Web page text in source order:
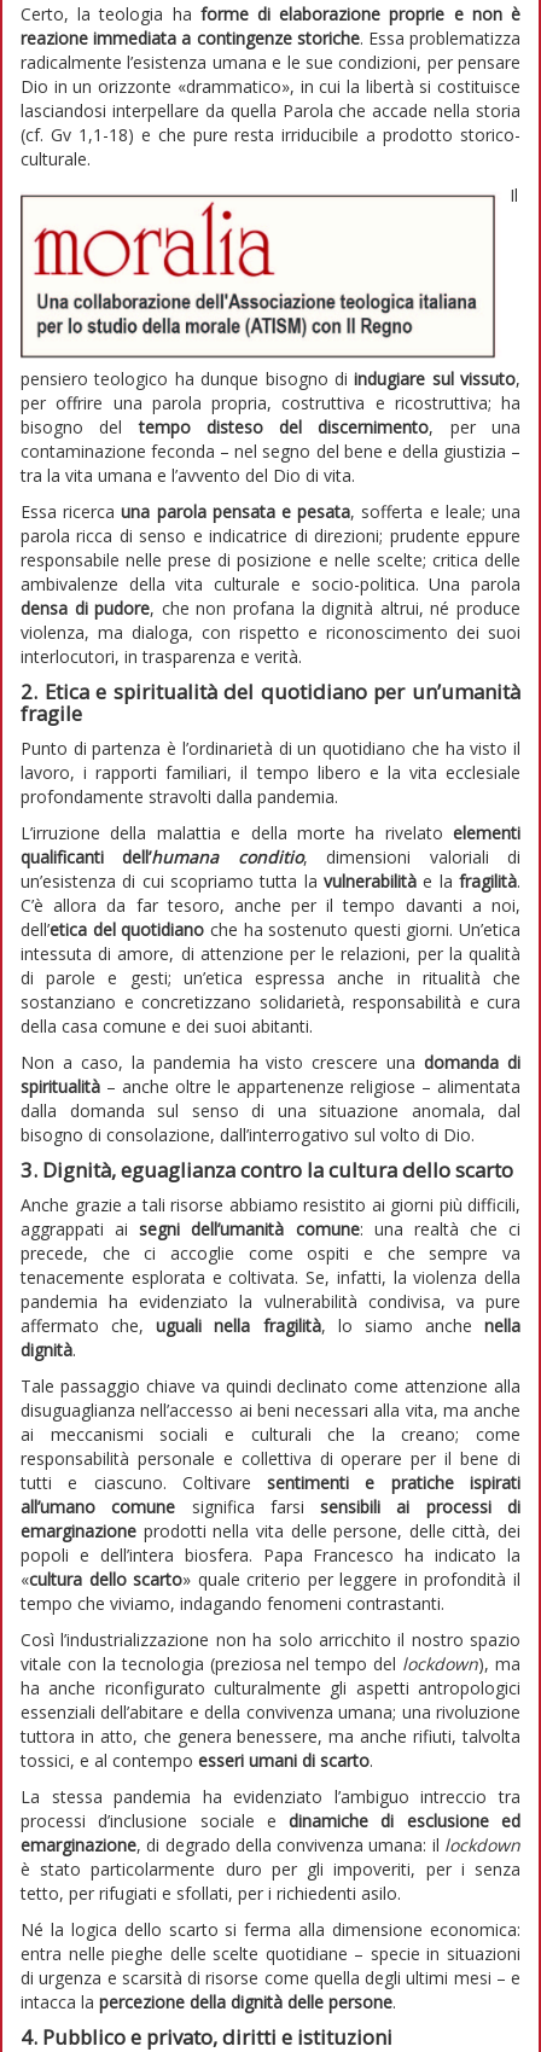
Certo, la teologia ha forme di elaborazione proprie e non è
reazione immediata a contingenze storiche. Essa problematizza
radicalmente l’esistenza umana e le sue condizioni, per pensare
Dio in un orizzonte «drammatico», in cui la libertà si costituisce
lasciandosi interpellare da quella Parola che accade nella storia
(cf. Gv 1,1-18) e che pure resta irriducibile a prodotto storico-
culturale.
Il
pensiero teologico ha dunque bisogno diindugiare sul vissuto,
per offrire una parola propria, costruttiva e ricostruttiva; ha
bisogno deltempo disteso del discernimento, per una
contaminazione feconda – nel segno del bene e della giustizia –
tra la vita umana e l’avvento del Dio di vita.
Essa ricercauna parola pensata e pesata, sofferta e leale; una
parola ricca di senso e indicatrice di direzioni; prudente eppure
responsabile nelle prese di posizione e nelle scelte; critica delle
ambivalenze della vita culturale e socio-politica. Una parola
densa di pudore, che non profana la dignità altrui, né produce
violenza, ma dialoga, con rispetto e riconoscimento dei suoi
interlocutori, in trasparenza e verità.
2. Etica e spiritualità del quotidiano per un’umanità
fragile
Punto di partenza è l’ordinarietà di un quotidiano che ha visto il
lavoro, i rapporti familiari, il tempo libero e la vita ecclesiale
profondamente stravolti dalla pandemia.
L’irruzione della malattia e della morte ha rivelato elementi
qualificanti dell’humana conditio, dimensioni valoriali di
un’esistenza di cui scopriamo tutta la vulnerabilitàe la fragilità.
C’è allora da far tesoro, anche per il tempo davanti a noi,
dell’etica del quotidiano che ha sostenuto questi giorni. Un’etica
intessuta di amore, di attenzione per le relazioni, per la qualità
di parole e gesti; un’etica espressa anche in ritualità che
sostanziano e concretizzano solidarietà, responsabilità e cura
della casa comune e dei suoi abitanti.
Non a caso, la pandemia ha visto crescere unadomanda di
spiritualità – anche oltre le appartenenze religiose – alimentata
dalla domanda sul senso di una situazione anomala, dal
bisogno di consolazione, dall’interrogativo sul volto di Dio.
3. Dignità, eguaglianza contro la cultura dello scarto
Anche grazie a tali risorse abbiamo resistito ai giorni più difficili,
aggrappati aisegni dell’umanità comune: una realtà che ci
precede, che ci accoglie come ospiti e che sempre va
tenacemente esplorata e coltivata. Se, infatti, la violenza della
pandemia ha evidenziato la vulnerabilità condivisa, va pure
affermato che,uguali nella fragilità, lo siamo anche nella
dignità.
Tale passaggio chiave va quindi declinato come attenzione alla
disuguaglianza nell’accesso ai beni necessari alla vita, ma anche
ai meccanismi sociali e culturali che la creano; come
responsabilità personale e collettiva di operare per il bene di
tutti e ciascuno. Coltivaresentimenti e pratiche ispirati
all’umano comune significa farsisensibili
ai processi di
emarginazione prodotti nella vita delle persone, delle città, dei
popoli e dell’intera biosfera. Papa Francesco ha indicato la
«cultura dello scarto» quale criterio per leggere in profondità il
tempo che viviamo, indagando fenomeni contrastanti.
Così l’industrializzazione non ha solo arricchito il nostro spazio
vitale con la tecnologia (preziosa nel tempo del lockdown), ma
ha anche riconfigurato culturalmente gli aspetti antropologici
essenziali dell’abitare e della convivenza umana; una rivoluzione
tuttora in atto, che genera benessere, ma anche rifiuti, talvolta
tossici, e al contempo esseri umani di scarto.
La stessa pandemia ha evidenziato l’ambiguo intreccio tra
processi d’inclusione sociale edinamiche di esclusione ed
emarginazione, di degrado della convivenza umana: il lockdown
è stato particolarmente duro per gli impoveriti, per i senza
tetto, per rifugiati e sfollati, per i richiedenti asilo.
Né la logica dello scarto si ferma alla dimensione economica:
entra nelle pieghe delle scelte quotidiane – specie in situazioni
di urgenza e scarsità di risorse come quella degli ultimi mesi – e
intacca la percezione della dignità delle persone.
4. Pubblico e privato, diritti e istituzioni